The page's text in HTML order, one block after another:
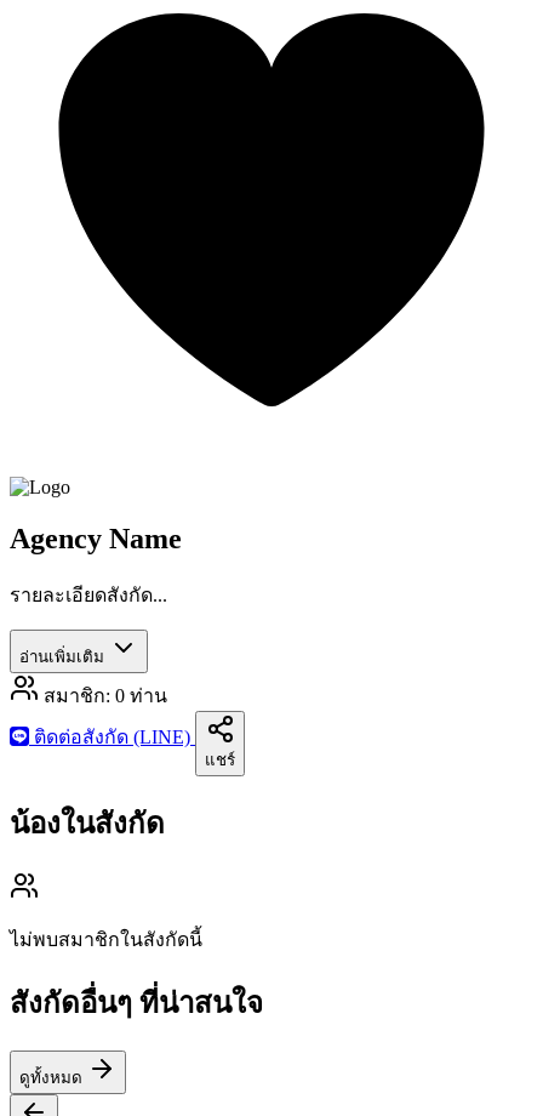
Agency Name
รายละเอียดสังกัด...
อ่านเพิ่มเติม
สมาชิก: 0 ท่าน
ติดต่อสังกัด (LINE)
แชร์
น้องในสังกัด
ไม่พบสมาชิกในสังกัดนี้
สังกัดอื่นๆ ที่น่าสนใจ
ดูทั้งหมด